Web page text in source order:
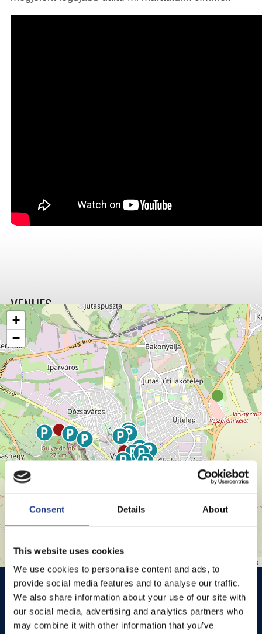
Consent Details About
This website uses cookies
We use cookies to personalise content and ads, to
provide social media features and to analyse our traffic.
We also share information about your use of our site with
our social media, advertising and analytics partners who
may combine it with other information that you’ve
+
−
contributors
VENUES
HISTÓRIA KERT HISTÓRIA KERT ESŐHELYSZÍNE
JEZSUITA TEMPLOM JEZSUITA TEMPLOMKERT ESŐHELYSZÍNE
ROSÉ, RIESLING AND JAZZ DAYS